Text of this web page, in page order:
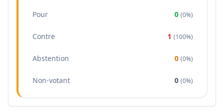
Pour 0 (0%)
Contre 1 (100%)
Abstention 0 (0%)
Non-votant 0 (0%)